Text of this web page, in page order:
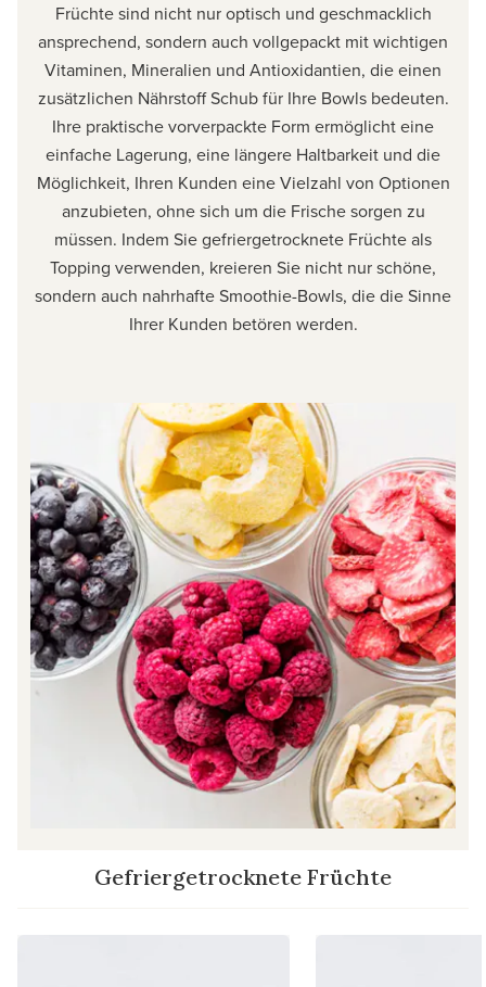
Früchte sind nicht nur optisch und geschmacklich
ansprechend, sondern auch vollgepackt mit wichtigen
Vitaminen, Mineralien und Antioxidantien, die einen
zusätzlichen Nährstoff Schub für Ihre Bowls bedeuten.
Ihre praktische vorverpackte Form ermöglicht eine
einfache Lagerung, eine längere Haltbarkeit und die
Möglichkeit, Ihren Kunden eine Vielzahl von Optionen
anzubieten, ohne sich um die Frische sorgen zu
müssen. Indem Sie gefriergetrocknete Früchte als
Topping verwenden, kreieren Sie nicht nur schöne,
sondern auch nahrhafte Smoothie-Bowls, die die Sinne
Ihrer Kunden betören werden.
Gefriergetrocknete Früchte